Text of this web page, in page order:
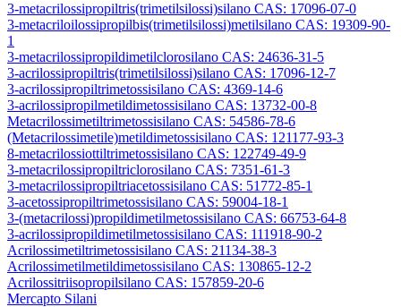
3-metacrilossipropiltris(trimetilsilossi)silano CAS: 17096-07-0
3-metacriloilossipropilbis(trimetilsilossi)metilsilano CAS: 19309-90-
1
3-metacrilossipropildimetilclorosilano CAS: 24636-31-5
3-acrilossipropiltris(trimetilsilossi)silano CAS: 17096-12-7
3-acrilossipropiltrimetossisilano CAS: 4369-14-6
3-acrilossipropilmetildimetossisilano CAS: 13732-00-8
Metacrilossimetiltrimetossisilano CAS: 54586-78-6
(Metacrilossimetile)metildimetossisilano CAS: 121177-93-3
8-metacrilossiottiltrimetossisilano CAS: 122749-49-9
3-metacrilossipropiltriclorosilano CAS: 7351-61-3
3-metacrilossipropiltriacetossisilano CAS: 51772-85-1
3-acetossipropiltrimetossisilano CAS: 59004-18-1
3-(metacrilossi)propildimetilmetossisilano CAS: 66753-64-8
3-acrilossipropildimetilmetossisilano CAS: 111918-90-2
Acrilossimetiltrimetossisilano CAS: 21134-38-3
Acrilossimetilmetildimetossisilano CAS: 130865-12-2
Acrilossitriisopropilsilano CAS: 157859-20-6
Mercapto Silani